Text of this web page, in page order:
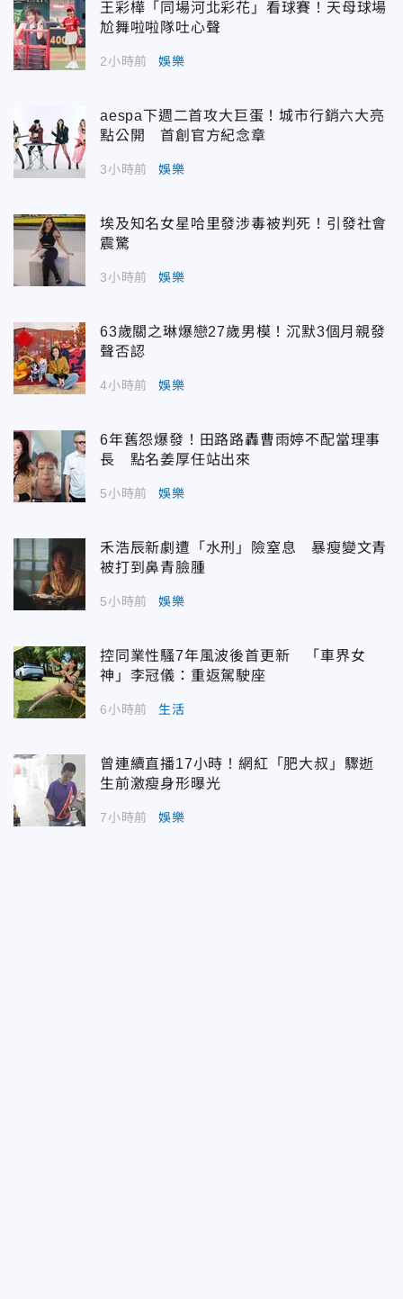
王彩樺「同場河北彩花」看球賽！天母球場
尬舞啦啦隊吐心聲
2小時前 娛樂
aespa下週二首攻大巨蛋！城市行銷六大亮
點公開 首創官方紀念章
3小時前 娛樂
埃及知名女星哈里發涉毒被判死！引發社會
震驚
3小時前 娛樂
63歲關之琳爆戀27歲男模！沉默3個月親發
聲否認
4小時前 娛樂
6年舊怨爆發！田路路轟曹雨婷不配當理事
長 點名姜厚任站出來
5小時前 娛樂
禾浩辰新劇遭「水刑」險窒息 暴瘦變文青
被打到鼻青臉腫
5小時前 娛樂
控同業性騷7年風波後首更新 「車界女
神」李冠儀：重返駕駛座
6小時前 生活
曾連續直播17小時！網紅「肥大叔」驟逝
生前激瘦身形曝光
7小時前 娛樂